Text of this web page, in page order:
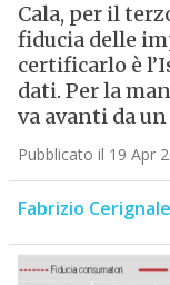
Cala, per il
fiducia delle
certificarlo è
dati. Per la
va avanti da
Pubblicato il 19 Apr
Fabrizio Cerignale